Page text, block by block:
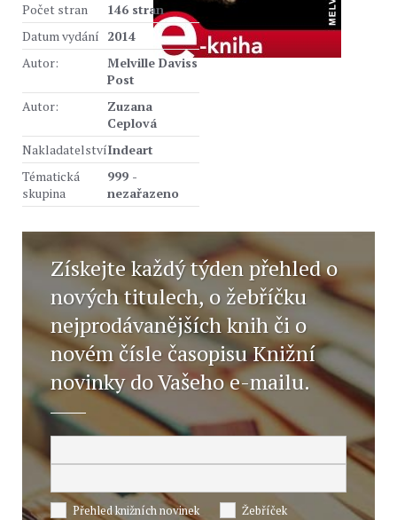
Počet stran
146 stran
Datum vydání 2014
Autor:
Melville Daviss
Post
Autor:
Zuzana
Ceplová
NakladatelstvíIndeart
Tématická
skupina
999 -
nezařazeno
Získejte každý týden přehled o
nových titulech, o žebříčku
nejprodávanějších knih či o
novém čísle časopisu Knižní
novinky do Vašeho e-mailu.
Přehled knižních novinek Žebříček